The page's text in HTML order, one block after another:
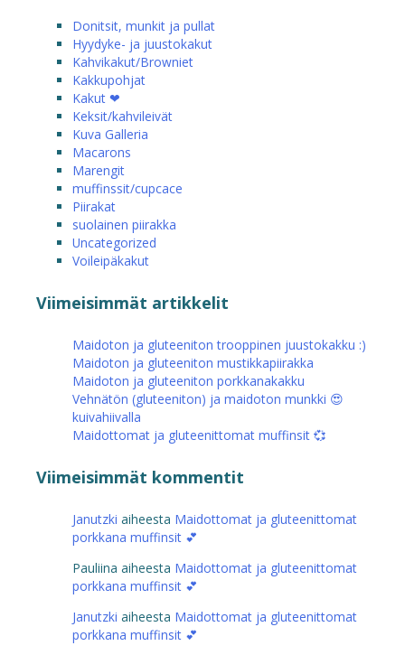
Donitsit, munkit ja pullat
Hyydyke- ja juustokakut
Kahvikakut/Browniet
Kakkupohjat
Kakut ❤
Keksit/kahvileivät
Kuva Galleria
Macarons
Marengit
muffinssit/cupcace
Piirakat
suolainen piirakka
Uncategorized
Voileipäkakut
Viimeisimmät artikkelit
Maidoton ja gluteeniton trooppinen juustokakku :)
Maidoton ja gluteeniton mustikkapiirakka
Maidoton ja gluteeniton porkkanakakku
Vehnätön (gluteeniton) ja maidoton munkki 😍
kuivahiivalla
Maidottomat ja gluteenittomat muffinsit 💞
Viimeisimmät kommentit
Janutzki aiheesta Maidottomat ja gluteenittomat
porkkana muffinsit 💕
Pauliina aiheesta Maidottomat ja gluteenittomat
porkkana muffinsit 💕
Janutzki aiheesta Maidottomat ja gluteenittomat
porkkana muffinsit 💕